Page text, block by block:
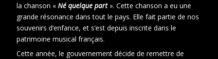
la chanson « Né quelque part ». Cette chanson a eu une
grande résonance dans tout le pays. Elle fait partie de nos
souvenirs d’enfance, et s’est depuis inscrite dans le
patrimoine musical français.
Cette année, le gouvernement décide de remettre de